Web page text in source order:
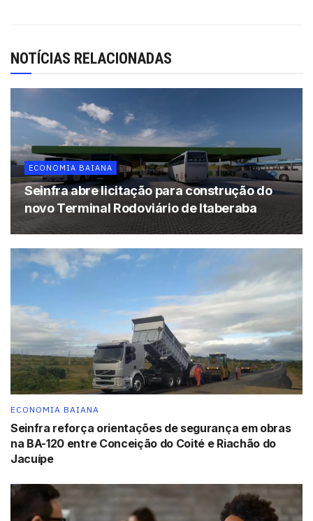
estabelecimentos comerciais em relação à alimentação
saudável, uma vez que um dos preceitos do PAT é
exatamente o de incentivar que os trabalhadores optem
por uma dieta mais nutritiva e equilibrada, o que melhora
sua qualidade de vida e bem-estar físico”, explica Artur
Almeida, diretor da Assert”.
Tags: Assert Datafolha
NOTÍCIAS RELACIONADAS
ECONOMIA BAIANA
Seinfra abre licitação para construção do
novo Terminal Rodoviário de Itaberaba
ECONOMIA BAIANA
Seinfra reforça orientações de segurança em obras
na BA-120 entre Conceição do Coité e Riachão do
Jacuípe